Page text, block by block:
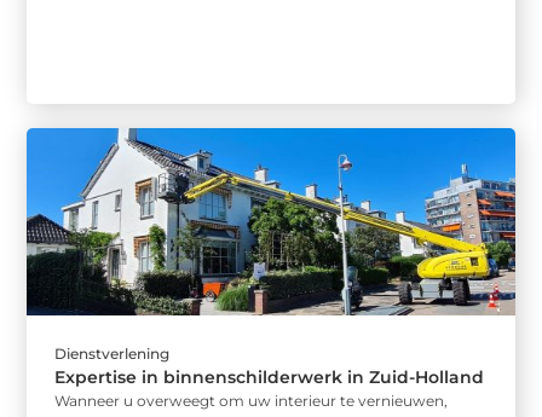
Dienstverlening
Expertise in binnenschilderwerk in Zuid-Holland
Wanneer u overweegt om uw interieur te vernieuwen,